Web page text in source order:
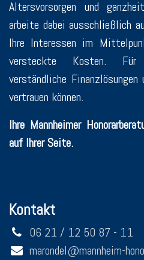
Altersvorsorgen und
arbeite dabei ausschließlich
Ihre Interessen im
versteckte Kosten. Für
verständliche
vertrauen können.
Ihre Mannheimer
auf Ihrer Seite.
Kontakt
06 21 / 12 50 87 - 11
marondel@mannheim-